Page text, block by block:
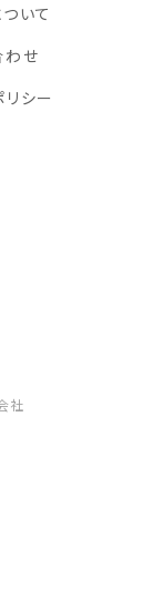
いて
わせ
シー
社